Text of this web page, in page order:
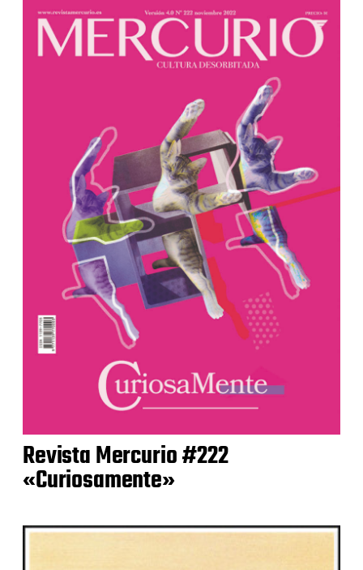
Revista Mercurio #222
«Curiosamente»